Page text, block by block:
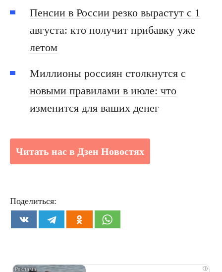
Пенсии в России резко вырастут с 1
августа: кто получит прибавку уже
летом
Миллионы россиян столкнутся с
новыми правилами в июле: что
изменится для ваших денег
Читать нас в Дзен Новостях
Поделиться:
i